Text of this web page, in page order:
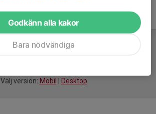
Välj version: Mobil Desktop
Godkänn alla kakor
Bara nödvändiga